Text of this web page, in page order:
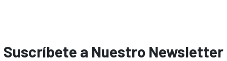
Suscríbete a Nuestro Newsletter